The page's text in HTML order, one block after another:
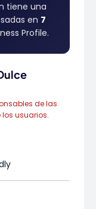
tiene una
en 7
Profile.
de las
los usuarios.